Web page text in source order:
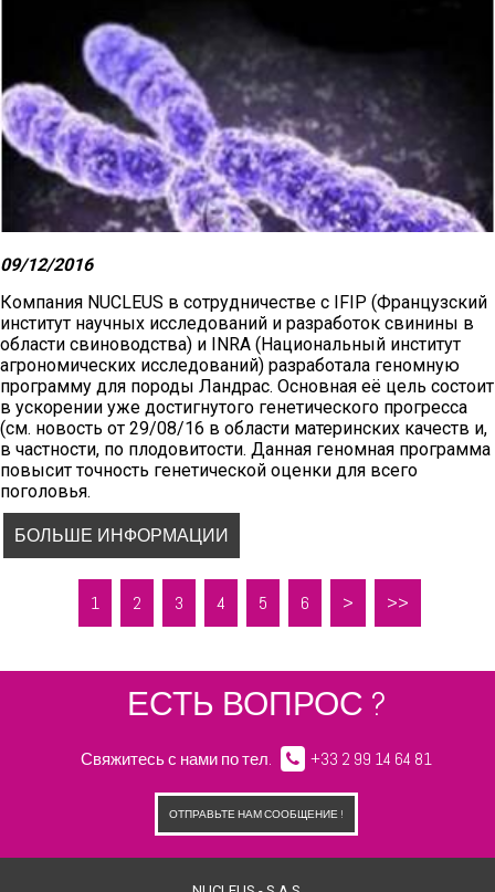
Таким образом, матери этих 60-ти хряков породы Крупная
Белая продемонстрировали поистине выдающиеся
результаты.
Из указанных 60-ти хряков, матери хряков родившихся в
2016 году и поступивших в ЦИО в 2016 году имеют еще
более высокую производительность:
Средний показатель
карьеры матерей
хряков КБ
рожденных и
вошедших в ЦИО в
2016 году
18.53 17.47
Генетический прогресс: доказательство в цифрах!
09/12/2016
Компания NUCLEUS в сотрудничестве с IFIP (Французский
институт научных исследований и разработок свинины в
области свиноводства) и INRA (Национальный институт
агрономических исследований) разработала геномную
программу для породы Ландрас. Основная её цель состоит
в ускорении уже достигнутого генетического прогресса
(см. новость от 29/08/16 в области материнских качеств и,
в частности, по плодовитости. Данная геномная программа
повысит точность генетической оценки для всего
поголовья.
Во втором полугодии 2016 года первые хряки породы
Ландрас с определенными
БОЛЬШЕ ИНФОРМАЦИИ
1 2 3 4 5 6 > >>
ЕСТЬ ВОПРОС ?
Свяжитесь с нами по тел. +33 2 99 14 64 81
ОТПРАВЬТЕ НАМ СООБЩЕНИЕ !